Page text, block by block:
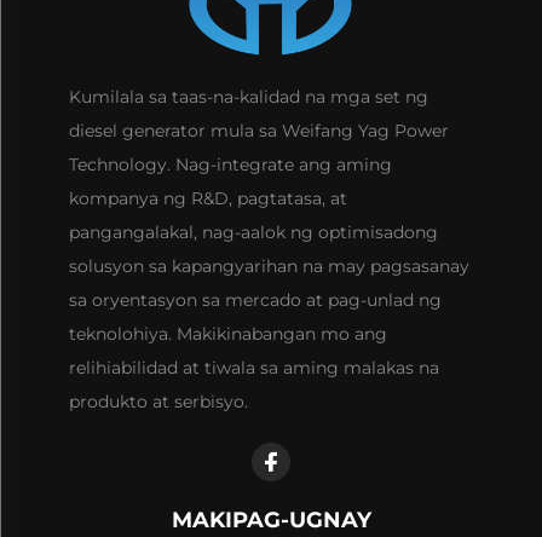
Kumilala sa taas-na-kalidad na mga set ng
diesel generator mula sa Weifang Yag Power
Technology. Nag-integrate ang aming
kompanya ng R&D, pagtatasa, at
pangangalakal, nag-aalok ng optimisadong
solusyon sa kapangyarihan na may pagsasanay
sa oryentasyon sa mercado at pag-unlad ng
teknolohiya. Makikinabangan mo ang
relihiabilidad at tiwala sa aming malakas na
produkto at serbisyo.
MAKIPAG-UGNAY